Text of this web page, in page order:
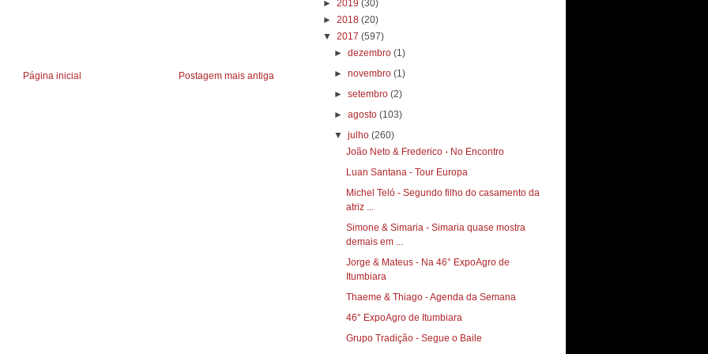
Postagem mais antiga
Página inicial
► 2019 (30)
► 2018 (20)
▼ 2017 (597)
►dezembro(1)
►novembro(1)
►setembro(2)
►agosto(103)
▼julho(260)
João Neto & Frederico - No Encontro
Luan Santana - Tour Europa
Michel Teló - Segundo filho do casamento da
atriz ...
Simone & Simaria - Simaria quase mostra
demais em ...
Jorge & Mateus - Na 46° ExpoAgro de
Itumbiara
Thaeme & Thiago - Agenda da Semana
46° ExpoAgro de Itumbiara
Grupo Tradição - Segue o Baile